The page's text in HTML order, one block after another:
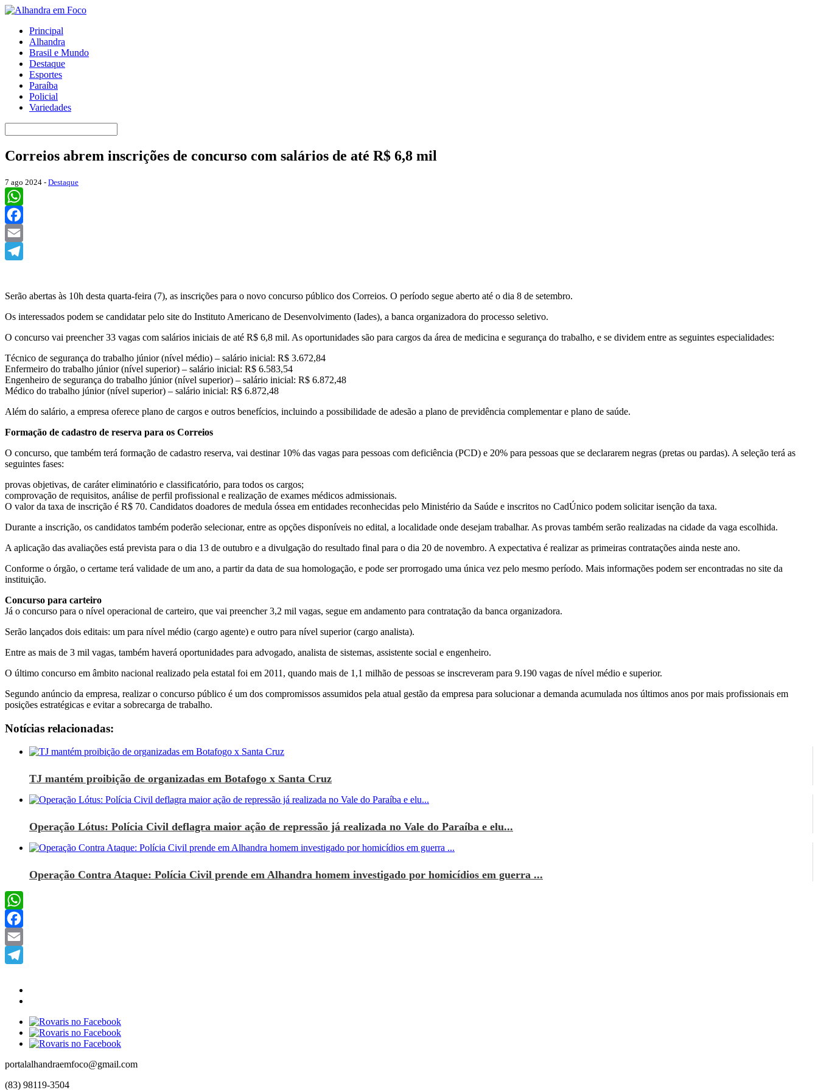
Principal
Alhandra
Brasil e Mundo
Destaque
Esportes
Paraíba
Policial
Variedades
Correios abrem inscrições de concurso com salários de até R$ 6,8 mil
7 ago 2024 - Destaque
WhatsApp
Facebook
Email
Serão abertas às 10h desta quarta-feira (7), as inscrições para o novo concurso público dos Correios. O período segue aberto até o dia 8 de setembro.
Os interessados podem se candidatar pelo site do Instituto Americano de Desenvolvimento (Iades), a banca organizadora do processo seletivo.
O concurso vai preencher 33 vagas com salários iniciais de até R$ 6,8 mil. As oportunidades são para cargos da área de medicina e segurança do trabalho, e se dividem entre as seguintes especialidades:
Técnico de segurança do trabalho júnior (nível médio) – salário inicial: R$ 3.672,84
Enfermeiro do trabalho júnior (nível superior) – salário inicial: R$ 6.583,54
Engenheiro de segurança do trabalho júnior (nível superior) – salário inicial: R$ 6.872,48
Médico do trabalho júnior (nível superior) – salário inicial: R$ 6.872,48
Além do salário, a empresa oferece plano de cargos e outros benefícios, incluindo a possibilidade de adesão a plano de previdência complementar e plano de saúde.
Formação de cadastro de reserva para os Correios
O concurso, que também terá formação de cadastro reserva, vai destinar 10% das vagas para pessoas com deficiência (PCD) e 20% para pessoas que se declararem negras (pretas ou pardas). A seleção terá as
seguintes fases:
provas objetivas, de caráter eliminatório e classificatório, para todos os cargos;
comprovação de requisitos, análise de perfil profissional e realização de exames médicos admissionais.
O valor da taxa de inscrição é R$ 70. Candidatos doadores de medula óssea em entidades reconhecidas pelo Ministério da Saúde e inscritos no CadÚnico podem solicitar isenção da taxa.
Durante a inscrição, os candidatos também poderão selecionar, entre as opções disponíveis no edital, a localidade onde desejam trabalhar. As provas também serão realizadas na cidade da vaga escolhida.
A aplicação das avaliações está prevista para o dia 13 de outubro e a divulgação do resultado final para o dia 20 de novembro. A expectativa é realizar as primeiras contratações ainda neste ano.
Conforme o órgão, o certame terá validade de um ano, a partir da data de sua homologação, e pode ser prorrogado uma única vez pelo mesmo período. Mais informações podem ser encontradas no site da
instituição.
Concurso para carteiro
Já o concurso para o nível operacional de carteiro, que vai preencher 3,2 mil vagas, segue em andamento para contratação da banca organizadora.
Serão lançados dois editais: um para nível médio (cargo agente) e outro para nível superior (cargo analista).
Entre as mais de 3 mil vagas, também haverá oportunidades para advogado, analista de sistemas, assistente social e engenheiro.
O último concurso em âmbito nacional realizado pela estatal foi em 2011, quando mais de 1,1 milhão de pessoas se inscreveram para 9.190 vagas de nível médio e superior.
Segundo anúncio da empresa, realizar o concurso público é um dos compromissos assumidos pela atual gestão da empresa para solucionar a demanda acumulada nos últimos anos por mais profissionais em
posições estratégicas e evitar a sobrecarga de trabalho.
Notícias relacionadas:
TJ mantém proibição de organizadas em Botafogo x Santa Cruz
Operação Lótus: Polícia Civil deflagra maior ação de repressão já realizada no Vale do Paraíba e elu...
Operação Contra Ataque: Polícia Civil prende em Alhandra homem investigado por homicídios em guerra ...
WhatsApp
Facebook
Email
portalalhandraemfoco@gmail.com
(83) 98119-3504